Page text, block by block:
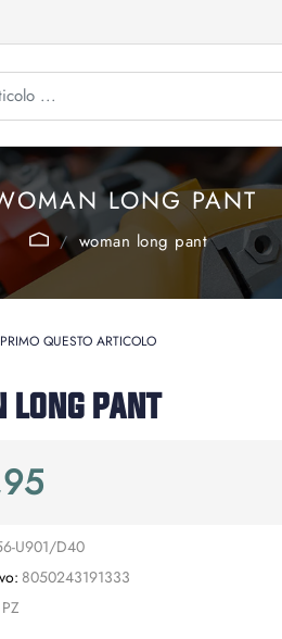
LONG PANT
woman long pant
QUESTO ARTICOLO
PANT
U901/D40
8050243191333
PZ